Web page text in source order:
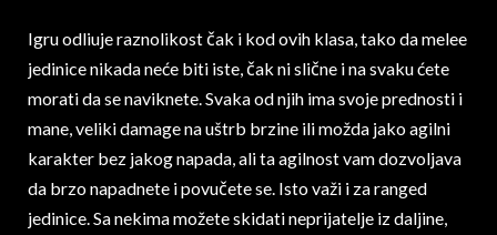
Igru odliuje raznolikost čak i kod ovih klasa, tako da melee
jedinice nikada neće biti iste, čak ni slične i na svaku ćete
morati da se naviknete. Svaka od njih ima svoje prednosti i
mane, veliki damage na uštrb brzine ili možda jako agilni
karakter bez jakog napada, ali ta agilnost vam dozvoljava
da brzo napadnete i povučete se. Isto važi i za ranged
jedinice. Sa nekima možete skidati neprijatelje iz daljine,